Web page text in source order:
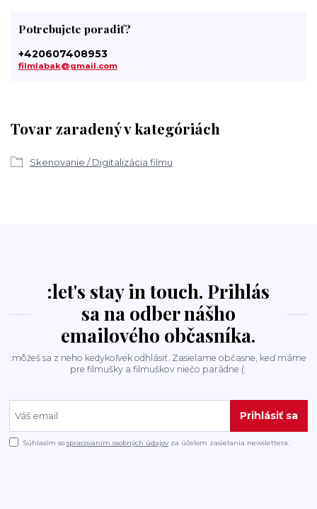
Tovar zaradený v kategóriách
Skenovanie / Digitalizácia filmu
Potrebujete poradiť?
+420607408953
filmlabak@gmail.com
:let's stay in touch. Prihlás
sa na odber nášho
emailového občasníka.
:môžeš sa z neho kedykoľvek odhlásiť. Zasielame občasne, keď máme
pre filmušky a filmuškov niečo parádne (:
Prihlásiť sa
Súhlasím sospracovaním osobných údajov za účelom zasielania newslettera.